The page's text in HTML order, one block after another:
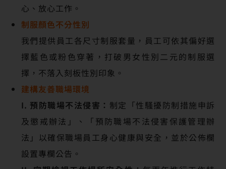
心、放心工作。
制服顏色不分性別
我們提供員工各尺寸制服套量，員工可依其偏好選
擇藍色或粉色穿著，打破男女性別二元的制服選
擇，不落入刻板性別印象。
建構友善職場環境
I. 預防職場不法侵害： 制定「性騷擾防制措施申訴
及懲戒辦法」、「預防職場不法侵害保護管理辦
法」以確保職場員工身心健康與安全，並於公佈欄
設置專欄公告。